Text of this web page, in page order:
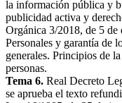
la información pública y
publicidad activa y
Orgánica 3/2018, de 5
Personales y garantía de
generales. Principios de
personas.
Tema 6. Real Decreto
se aprueba el texto